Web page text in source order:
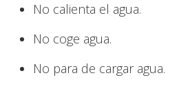
No calienta el agua.
No coge agua.
No para de cargar agua.